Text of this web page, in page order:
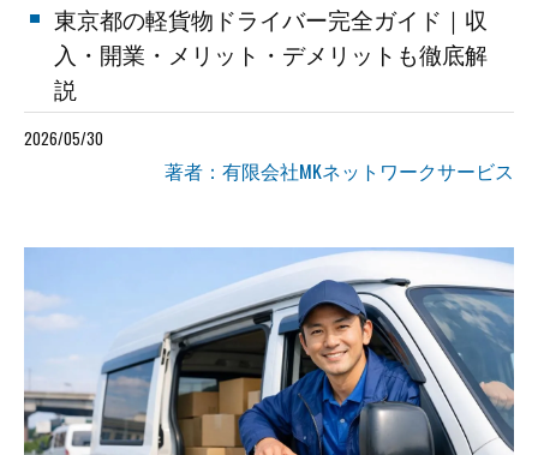
東京都の軽貨物ドライバー完全ガイド｜収
入・開業・メリット・デメリットも徹底解
説
2026/05/30
著者：有限会社MKネットワークサービス